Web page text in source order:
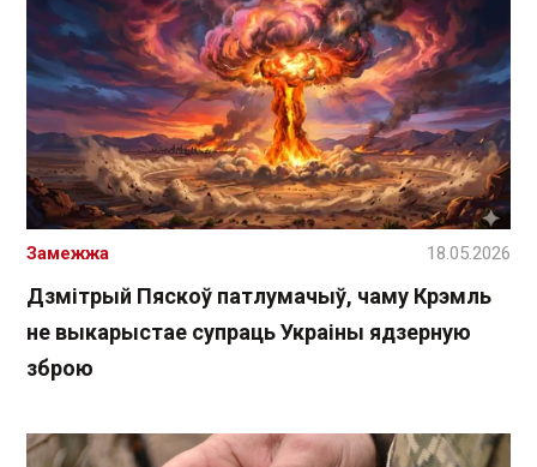
Дзмітрый Пяскоў патлумачыў, чаму Крэмль
не выкарыстае супраць Украіны ядзерную
зброю
Замежжа 18.05.2026